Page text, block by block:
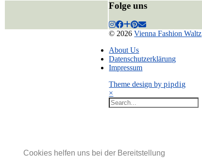
Cookies helfen uns bei der Bereitstellung
Folge uns
© 2026Vienna Fashion Waltz
About Us
Datenschutzerklärung
Impressum
Theme design bypipdig
×